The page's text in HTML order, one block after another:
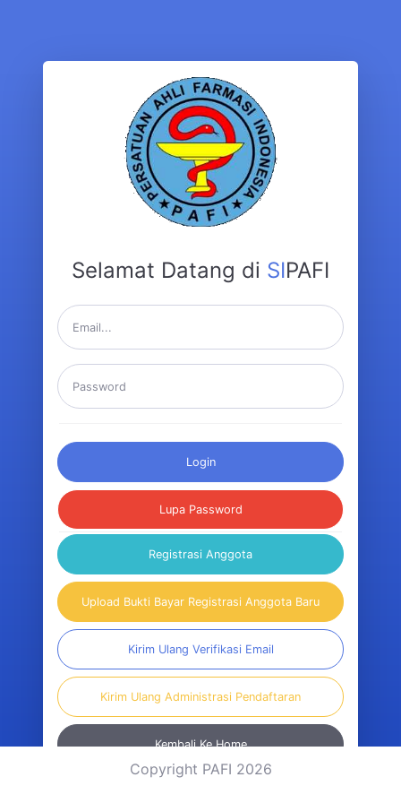
Selamat Datang di SIPAFI
Login
Lupa Password
Registrasi Anggota
Upload Bukti Bayar Registrasi Anggota Baru
Kirim Ulang Verifikasi Email
Kirim Ulang Administrasi Pendaftaran
Kembali Ke Home
Copyright PAFI 2026